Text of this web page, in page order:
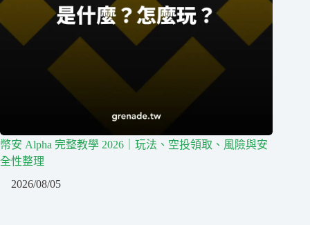
幣安 Alpha 完整教學 2026｜玩法、空投領取、風險與安
全性整理
2026/08/05